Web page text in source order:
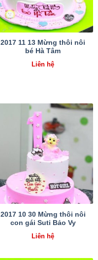
2017 11 13 Mừng thôi nôi
bé Hà Tâm
Liên hệ
2017 10 30 Mừng thôi nôi
con gái Suti Bảo Vy
Liên hệ